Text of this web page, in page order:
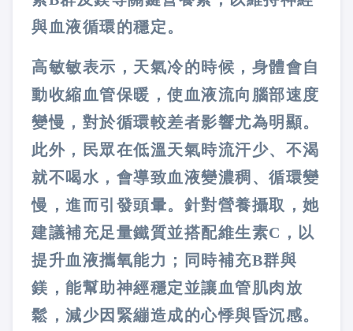
與血液循環的穩定。
高敏敏表示，天氣冷的時候，身體會自
動收縮血管保暖，使血液流向腦部速度
變慢，對於循環較差者影響尤為明顯。
此外，民眾在低溫天氣時流汗少、不渴
就不喝水，會導致血液變濃稠、循環變
慢，進而引發頭暈。針對營養攝取，她
建議補充足量鐵質並搭配維生素C，以
提升血液攜氧能力；同時補充B群與
鎂，能幫助神經穩定並讓血管肌肉放
鬆，減少因緊繃造成的心悸與昏沉感。